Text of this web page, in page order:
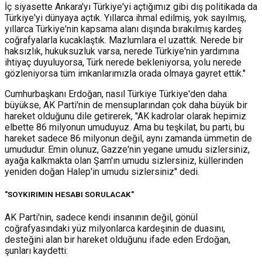
İç siyasette Ankara'yı Türkiye'yi açtığımız gibi dış politikada da
Türkiye'yi dünyaya açtık. Yıllarca ihmal edilmiş, yok sayılmış,
yıllarca Türkiye'nin kapsama alanı dışında bırakılmış kardeş
coğrafyalarla kucaklaştık. Mazlumlara el uzattık. Nerede bir
haksızlık, hukuksuzluk varsa, nerede Türkiye'nin yardımına
ihtiyaç duyuluyorsa, Türk nerede bekleniyorsa, yolu nerede
gözleniyorsa tüm imkanlarımızla orada olmaya gayret ettik."
Cumhurbaşkanı Erdoğan, nasıl Türkiye Türkiye'den daha
büyükse, AK Parti'nin de mensuplarından çok daha büyük bir
hareket olduğunu dile getirerek, "AK kadrolar olarak hepimiz
elbette 86 milyonun umuduyuz. Ama bu teşkilat, bu parti, bu
hareket sadece 86 milyonun değil, aynı zamanda ümmetin de
umududur. Emin olunuz, Gazze'nin yegane umudu sizlersiniz,
ayağa kalkmakta olan Şam'ın umudu sizlersiniz, küllerinden
yeniden doğan Halep'in umudu sizlersiniz" dedi.
"SOYKIRIMIN HESABI SORULACAK"
AK Parti'nin, sadece kendi insanının değil, gönül
coğrafyasındaki yüz milyonlarca kardeşinin de duasını,
desteğini alan bir hareket olduğunu ifade eden Erdoğan,
şunları kaydetti: